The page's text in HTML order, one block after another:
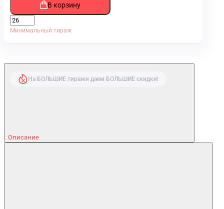
В корзину
Минимальный тираж
На БОЛЬШИЕ тиражи даем БОЛЬШИЕ скидки!
Описание